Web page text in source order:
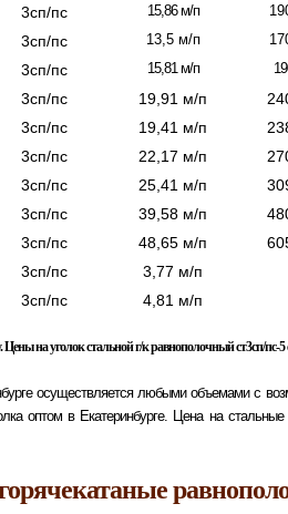
3сп/пс 15,86 м/п
3сп/пс 13,5 м/п
3сп/пс 15,81 м/п
3сп/пс 19,91 м/п
3сп/пс 19,41 м/п
3сп/пс 22,17 м/п
3сп/пс 25,41 м/п
3сп/пс 39,58 м/п
3сп/пс 48,65 м/п
3сп/пс 3,77 м/п
3сп/пс 4,81 м/п
Цены на уголок стальной г/к равнополочный ст3сп/пс-
осуществляется любыми объемами с
оптом в Екатеринбурге. Цена на